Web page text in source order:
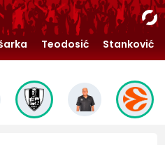
Teodosić Stanković